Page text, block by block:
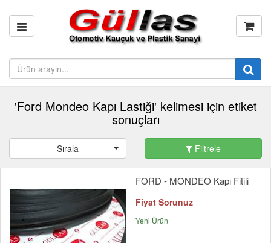
'Ford Mondeo Kapı Lastiği' kelimesi için etiket
sonuçları
Sırala Filtrele
FORD - MONDEO Kapı Fitili
Fiyat Sorunuz
Yeni Ürün